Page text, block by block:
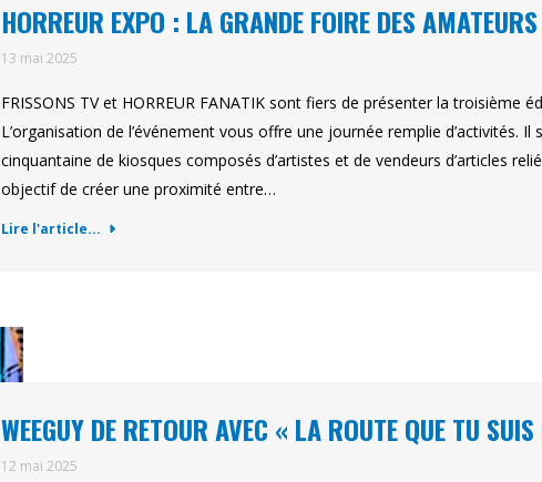
HORREUR EXPO : LA GRANDE FOIRE DES
13 mai 2025
FRISSONS TV et HORREUR FANATIK sont fiers de présenter la troisième
L’organisation de l’événement vous offre une journée remplie d’activités. Il
cinquantaine de kiosques composés d’artistes et de vendeurs d’articles
objectif de créer une proximité entre…
Lire l'article...
WEEGUY DE RETOUR AVEC « LA ROUTE QUE TU
12 mai 2025